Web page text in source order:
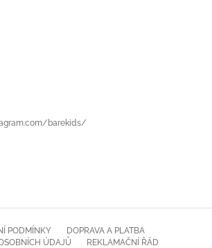
barekids/
PODMÍNKY
DOPRAVA A PLATBA
ÚDAJŮ
REKLAMAČNÍ ŘÁD